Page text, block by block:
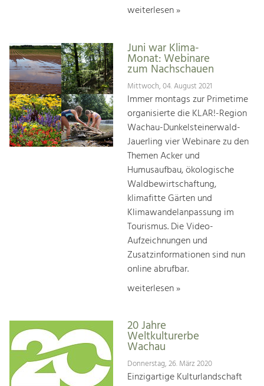
weiterlesen »
Juni war Klima-
Monat: Webinare
zum Nachschauen
Mittwoch, 04. August 2021
Immer montags zur Primetime
organisierte die KLAR!-Region
Wachau-Dunkelsteinerwald-
Jauerling vier Webinare zu den
Themen Acker und
Humusaufbau, ökologische
Waldbewirtschaftung,
klimafitte Gärten und
Klimawandelanpassung im
Tourismus. Die Video-
Aufzeichnungen und
Zusatzinformationen sind nun
online abrufbar.
weiterlesen »
20 Jahre
Weltkulturerbe
Wachau
Donnerstag, 26. März 2020
Einzigartige Kulturlandschaft